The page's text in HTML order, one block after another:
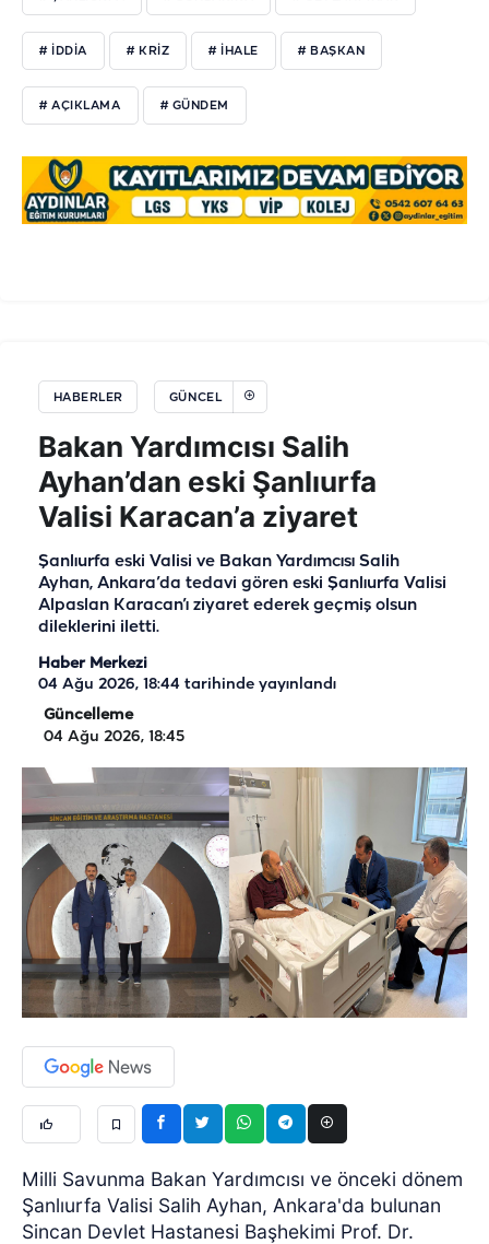
# IDDIA # KRIZ # IHALE # BAŞKAN
# AÇIKLAMA # GÜNDEM
HABERLER GÜNCEL
Bakan Yardımcısı Salih
Ayhan’dan eski Şanlıurfa
Valisi Karacan’a ziyaret
Şanlıurfa eski Valisi ve Bakan Yardımcısı Salih
Ayhan, Ankara’da tedavi gören eski Şanlıurfa Valisi
Alpaslan Karacan’ı ziyaret ederek geçmiş olsun
dileklerini iletti.
Haber Merkezi
04 Ağu 2026, 18:44 tarihinde yayınlandı
Güncelleme
04 Ağu 2026, 18:45
Milli Savunma Bakan Yardımcısı ve önceki dönem
Şanlıurfa Valisi Salih Ayhan, Ankara'da bulunan
Sincan Devlet Hastanesi Başhekimi Prof. Dr.